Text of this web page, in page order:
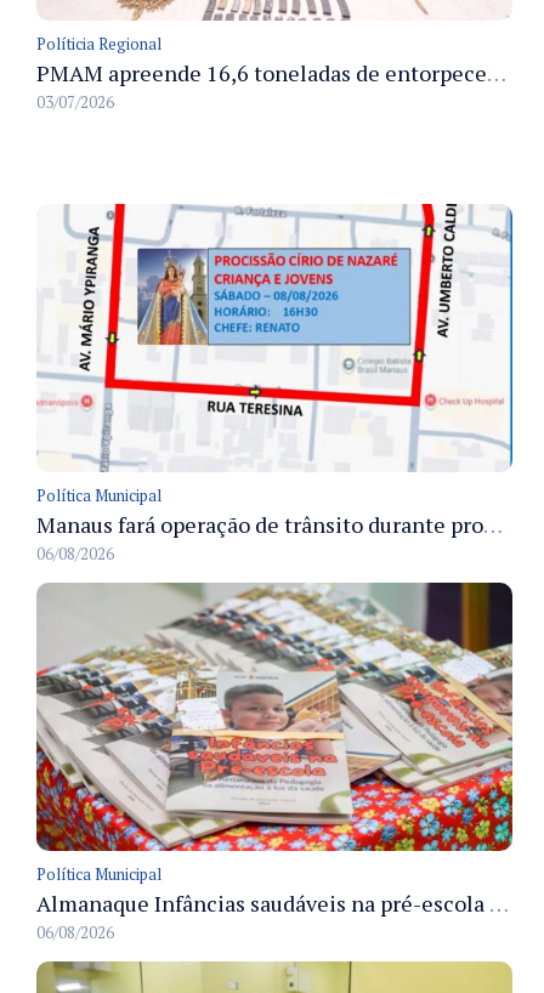
Políticia Regional
PMAM apreende 16,6 toneladas de entorpecentes e registra aumento nas prisões em flagrante e nas capturas de foragidos no primeiro semestre de 2026
03/07/2026
Política Municipal
Manaus fará operação de trânsito durante procissão do Círio das Crianças e Jovens para preservar a fluidez viária
06/08/2026
Política Municipal
Almanaque Infâncias saudáveis na pré-escola é lançado pela Semed para apoiar hábitos alimentares na rede municipal
06/08/2026